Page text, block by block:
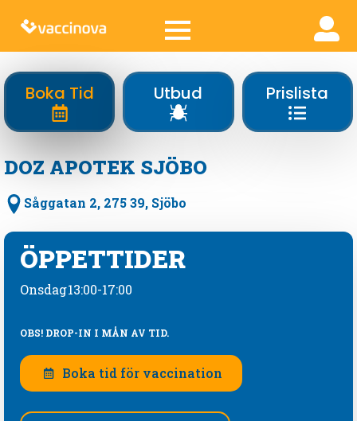
Boka Tid Utbud Prislista
DOZ APOTEK SJÖBO
Såggatan 2, 275 39, Sjöbo
ÖPPETTIDER
Onsdag13:00-17:00
OBS! DROP-IN I MÅN AV TID.
Boka tid för vaccination